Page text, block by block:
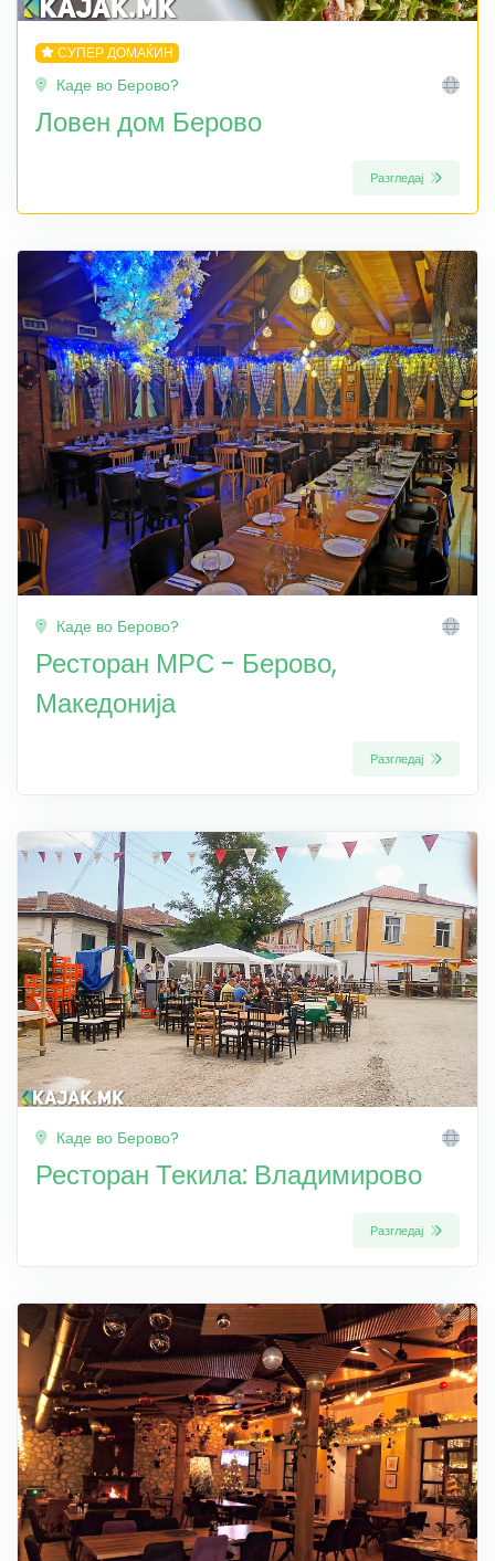
СУПЕР ДОМАЌИН
Каде во Берово?
Ловен дом Берово
Разгледај
Каде во Берово?
Ресторан МРС - Берово,
Македонија
Разгледај
Каде во Берово?
Ресторан Текила: Владимирово
Разгледај